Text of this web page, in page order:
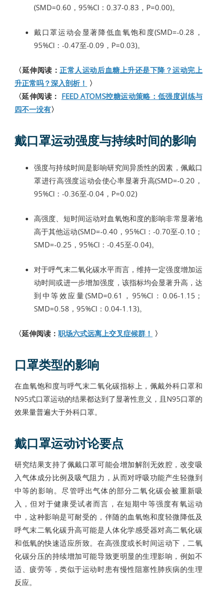
(SMD=0.60，95%CI：0.37-0.83，P=0.00)。
戴口罩运动会显著降低血氧饱和度(SMD=-0.28，
95%CI：-0.47至-0.09，P=0.03)。
〈延伸阅读：正常人运动后血糖上升还是下降？运动完上
升正常吗？深入剖析！ 〉
〈延伸阅读： FEED ATOMS控糖运动策略：低强度训练与
四不一没有〉
戴口罩运动强度与持续时间的影响
强度与持续时间是影响研究间异质性的因素，佩戴口
罩进行高强度运动会使心率显著升高(SMD=-0.20，
95%CI：-0.36至-0.04，P=0.02)
高强度、短时间运动对血氧饱和度的影响非常显著地
高于其他运动(SMD=-0.40，95%CI：-0.70至-0.10；
SMD=-0.25，95%CI：-0.45至-0.04)。
对于呼气末二氧化碳水平而言，维持一定强度增加运
动时间或进一步增加强度，该指标均会显著升高，达
到中等效应量(SMD=0.61，95%CI：0.06-1.15；
SMD=0.58，95%CI：0.04-1.13)。
〈延伸阅读： 职场六式远离上交叉症候群！ 〉
口罩类型的影响
在血氧饱和度与呼气末二氧化碳指标上，佩戴外科口罩和
N95式口罩运动的结果都达到了显著性意义，且N95口罩的
效果量普遍大于外科口罩。
戴口罩运动讨论要点
研究结果支持了佩戴口罩可能会增加解剖无效腔，改变吸
入气体成分比例及吸气阻力，从而对呼吸功能产生轻微到
中等的影响。尽管呼出气体的部分二氧化碳会被重新吸
入，但对于健康受试者而言，在短期中等强度有氧运动
中，这种影响是可耐受的，伴随的血氧饱和度轻微降低及
呼气末二氧化碳升高可能是人体化学感受器对高二氧化碳
和低氧的快速适应所致。在高强度或长时间运动下，二氧
化碳分压的持续增加可能导致更明显的生理影响，例如不
适、疲劳等，类似于运动时患有慢性阻塞性肺疾病的生理
反应。